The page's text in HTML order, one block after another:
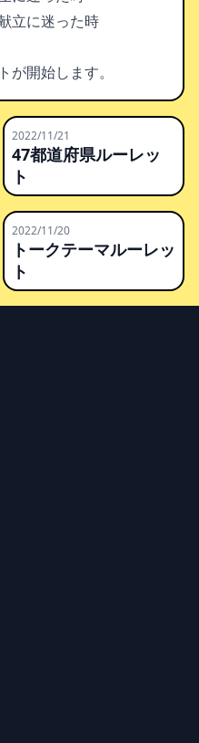
立に迷った時
が開始します。
2022/11/21
47都道府県ルーレッ
ト
2022/11/20
トークテーマルーレッ
ト